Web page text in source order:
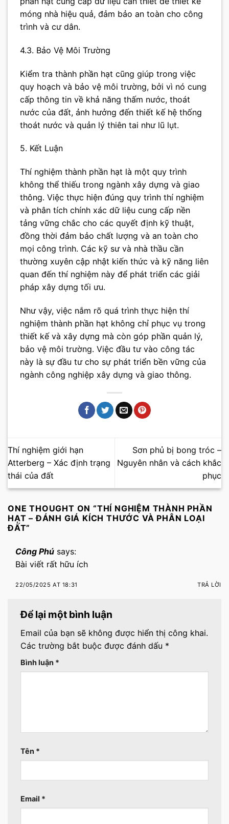
móng nhà hiệu quả, đảm bảo an toàn cho công
trình và cư dân.
4.3. Bảo Vệ Môi Trường
Kiểm tra thành phần hạt cũng giúp trong việc
quy hoạch và bảo vệ môi trường, bởi vì nó cung
cấp thông tin về khả năng thấm nước, thoát
nước của đất, ảnh hưởng đến thiết kế hệ thống
thoát nước và quản lý thiên tai như lũ lụt.
5. Kết Luận
Thí nghiệm thành phần hạt là một quy trình
không thể thiếu trong ngành xây dựng và giao
thông. Việc thực hiện đúng quy trình thí nghiệm
và phân tích chính xác dữ liệu cung cấp nền
tảng vững chắc cho các quyết định kỹ thuật,
đồng thời đảm bảo chất lượng và an toàn cho
mọi công trình. Các kỹ sư và nhà thầu cần
thường xuyên cập nhật kiến thức và kỹ năng liên
quan đến thí nghiệm này để phát triển các giải
pháp xây dựng tối ưu.
Như vậy, việc nắm rõ quá trình thực hiện thí
nghiệm thành phần hạt không chỉ phục vụ trong
thiết kế và xây dựng mà còn góp phần quản lý,
bảo vệ môi trường. Việc đầu tư vào công tác
này là sự đầu tư cho sự phát triển bền vững của
ngành công nghiệp xây dựng và giao thông.
Thí nghiệm giới hạn
Atterberg – Xác định trạng
thái của đất
Sơn phủ bị bong tróc –
Nguyên nhân và cách khắc
phục
ONE THOUGHT ON “THÍ NGHIỆM THÀNH PHẦN
HẠT – ĐÁNH GIÁ KÍCH THƯỚC VÀ PHÂN LOẠI
ĐẤT”
Công Phú says:
Bài viết rất hữu ích
22/05/2025 AT 18:31 TRẢ LỜI
Để lại một bình luận
Email của bạn sẽ không được hiển thị công khai.
Các trường bắt buộc được đánh dấu *
Bình luận *
Tên *
Email *